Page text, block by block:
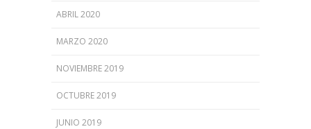
ABRIL 2020
MARZO 2020
NOVIEMBRE 2019
OCTUBRE 2019
JUNIO 2019